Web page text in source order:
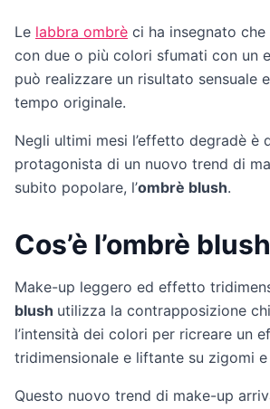
Le labbra ombrè ci ha insegnato
con due o più colori sfumati con un
può realizzare un risultato sensuale
tempo originale.
Negli ultimi mesi l’effetto degradè è
protagonista di un nuovo trend di
subito popolare, l’ombrè blush.
Cos’è l’ombrè
Make-up leggero ed effetto
blush utilizza la contrapposizione
l’intensità dei colori per ricreare un
tridimensionale e liftante su zigomi e
Questo nuovo trend di make-up